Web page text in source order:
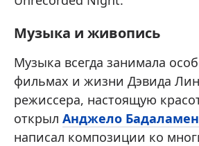
Музыка и живопись
Музыка всегда занимала
фильмах и жизни Дэвида
режиссера, настоящую
открыл Анджело
написал композиции ко